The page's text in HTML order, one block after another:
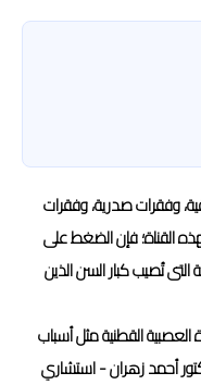
وفقرات صدرية، وفقرات
القناة؛ فإن الضغط على
تُصيب كبار السن الذين
القطنية مثل أسباب
أحمد زهران - استشاري